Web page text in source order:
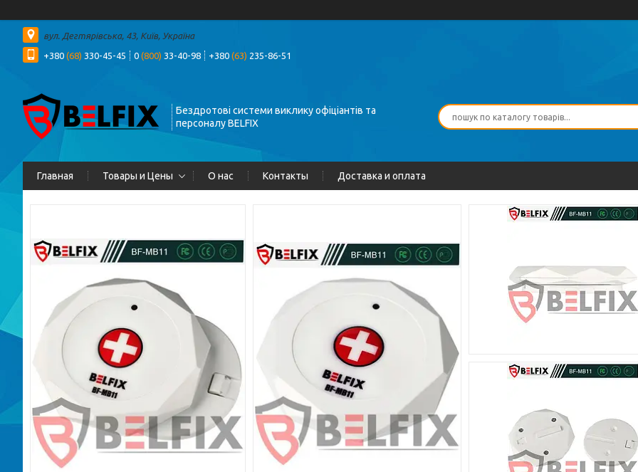
вул. Дегтярівська, 43, Київ, Україна
+380 (68) 330-45-45 0 (800) 33-40-98 +380 (63) 235-86-51
Бездротові системи виклику офіціантів та
персоналу BELFIX
Главная Товары и Цены О нас Контакты Доставка и оплата